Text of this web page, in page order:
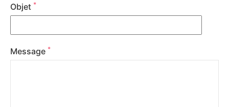
Objet *
Message *